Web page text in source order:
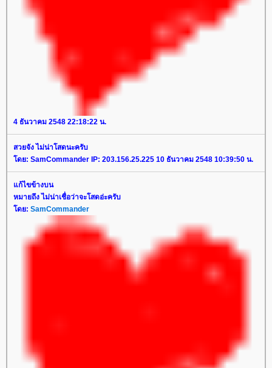
4 ธันวาคม 2548 22:18:22 น.
สวยจัง ไม่น่าโสดนะครับ
ดย: SamCommander IP: 203.156.25.225 10 ธันวาคม 2548 10:39:50 น.
ก้ไขข้างบน
หมายถึง ไม่น่าเชื่อว่าจะโสดอ่ะครับ
ดย: SamCommander